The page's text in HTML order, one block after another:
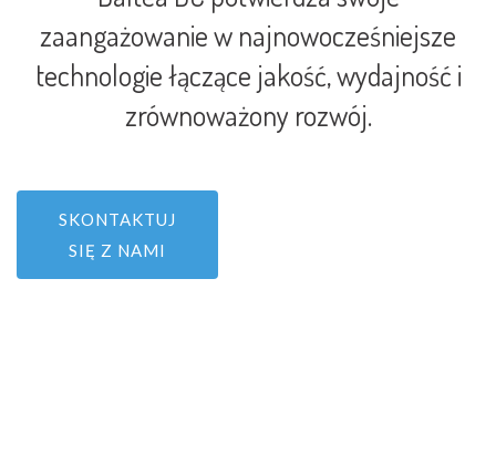
zaangażowanie w najnowocześniejsze
technologie łączące jakość, wydajność i
zrównoważony rozwój.
SKONTAKTUJ
SIĘ Z NAMI